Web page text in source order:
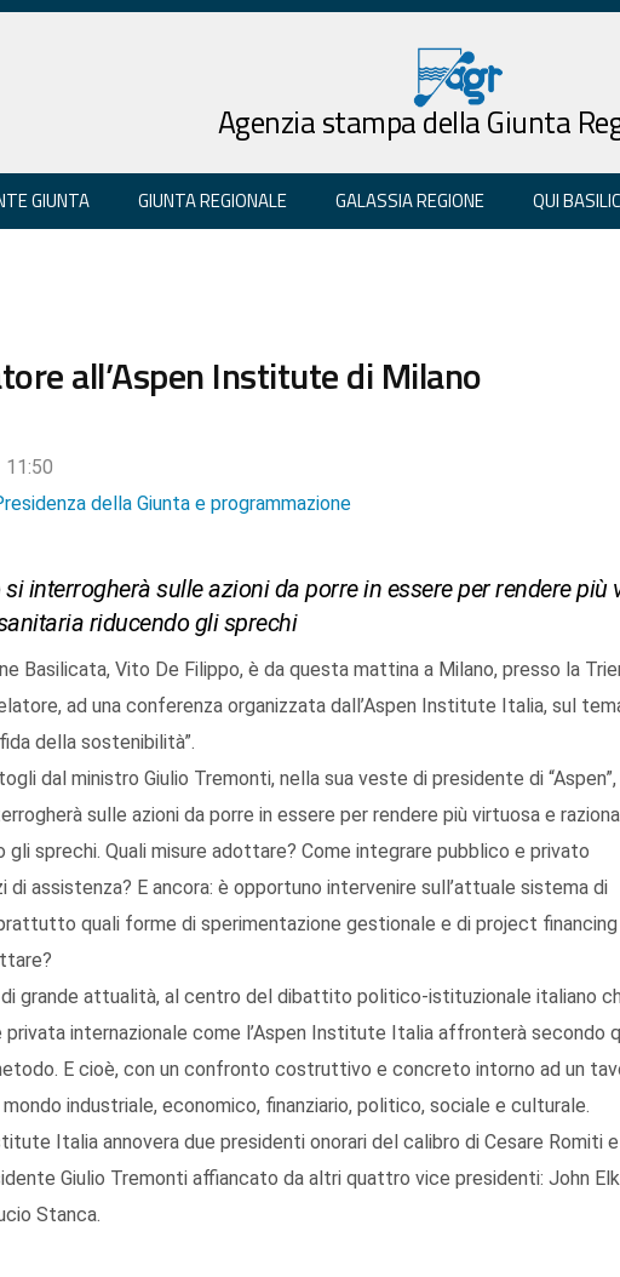
Agenzia stampa della Giunta
GIUNTA GIUNTA REGIONALE GALASSIA REGIONE QUI
all’Aspen Institute di Milano
11:50
della Giunta e programmazione
interrogherà sulle azioni da porre in essere per rendere più
riducendo gli sprechi
Basilicata, Vito De Filippo, è da questa mattina a Milano, presso la
ad una conferenza organizzata dall’Aspen Institute Italia, sul
della sostenibilità”.
dal ministro Giulio Tremonti, nella sua veste di presidente di “Aspen”,
sulle azioni da porre in essere per rendere più virtuosa e
gli sprechi. Quali misure adottare? Come integrare pubblico e privato
di assistenza? E ancora: è opportuno intervenire sull’attuale sistema di
quali forme di sperimentazione gestionale e di project
grande attualità, al centro del dibattito politico-istituzionale italiano
privata internazionale come l’Aspen Institute Italia affronterà secondo
E cioè, con un confronto costruttivo e concreto intorno ad un
industriale, economico, finanziario, politico, sociale e culturale.
Italia annovera due presidenti onorari del calibro di Cesare Romiti
Giulio Tremonti affiancato da altri quattro vice presidenti: John
Stanca.